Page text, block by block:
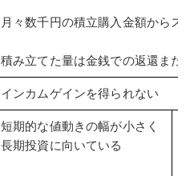
月々数千円の積立購入金額からス
積み立てた量は金銭での返還また
インカムゲインを得られない
短期的な値動きの幅が小さく
長期投資に向いている